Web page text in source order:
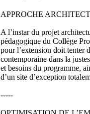
APPROCHE
A l’instar du projet
pédagogique du Collège
pour l’extension doit tenter
contemporaine dans la
et besoins du programme,
d’un site d’exception
-----